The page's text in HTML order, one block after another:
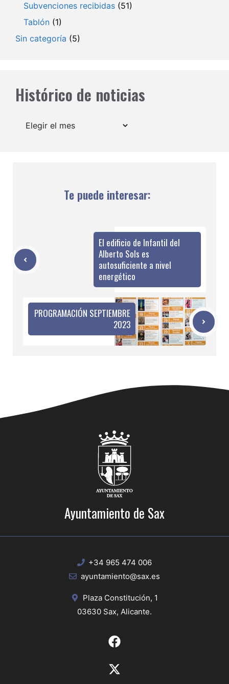
Subvenciones recibidas (51)
Tablón (1)
Sin categoría (5)
Histórico de noticias
Archivos
Te puede interesar:
El edificio de Infantil del
Alberto Sols es
autosuficiente a nivel
energético
PROGRAMACIÓN SEPTIEMBRE
2023
Ayuntamiento de Sax
+34 965 474 006
ayuntamiento@sax.es
Plaza Constitución, 1
03630 Sax, Alicante.